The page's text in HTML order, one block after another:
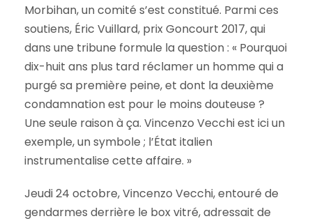
Morbihan, un comité s’est constitué. Parmi ces
soutiens, Éric Vuillard, prix Goncourt 2017, qui
dans une tribune formule la question : « Pourquoi
dix-huit ans plus tard réclamer un homme qui a
purgé sa première peine, et dont la deuxième
condamnation est pour le moins douteuse ?
Une seule raison à ça. Vincenzo Vecchi est ici un
exemple, un symbole ; l’État italien
instrumentalise cette affaire. »
Jeudi 24 octobre, Vincenzo Vecchi, entouré de
gendarmes derrière le box vitré, adressait de